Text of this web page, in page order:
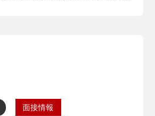
○○幼稚園への編入試験
委
の○○大会を新しく企画
面接情報